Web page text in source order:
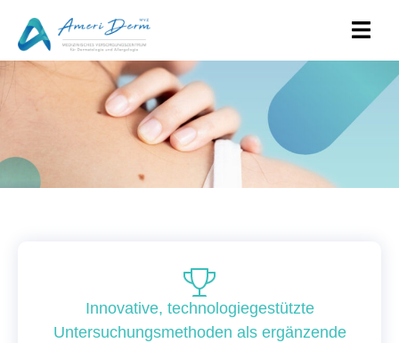
Innovative, technologiegestützte
Untersuchungsmethoden als ergänzende